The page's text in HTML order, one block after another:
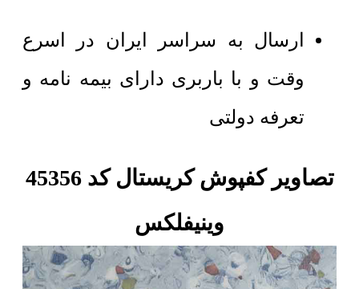
ارسال به سراسر ایران در اسرع
وقت و با باربری دارای بیمه نامه و
تعرفه دولتی
تصاویر کفپوش کریستال کد 45356
وینیفلکس